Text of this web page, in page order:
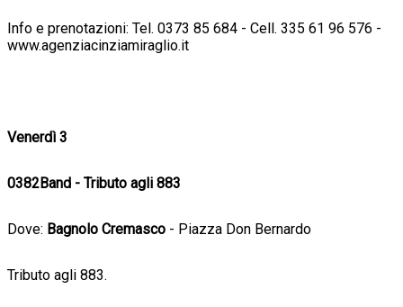
Info e prenotazioni: Tel. 0373 85 684 - Cell. 335 61 96 576 -
www.agenziacinziamiraglio.it
Venerdì 3
0382Band - Tributo agli 883
Dove: Bagnolo Cremasco - Piazza Don Bernardo
Tributo agli 883.